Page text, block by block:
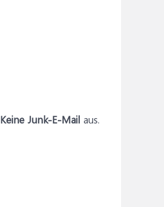
Keine Junk-E-Mail aus.